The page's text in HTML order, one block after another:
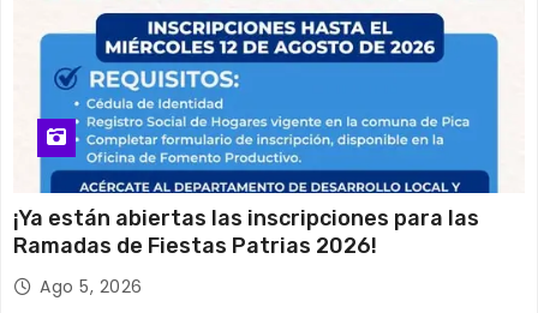
¡Ya están abiertas las inscripciones para las
Ramadas de Fiestas Patrias 2026!
Ago 5, 2026